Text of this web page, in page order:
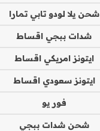
شحن يلا لودو تابي تمارا
شدات ببجي اقساط
ايتونز امريكي اقساط
ايتونز سعودي اقساط
فور يو
شحن شدات ببجي